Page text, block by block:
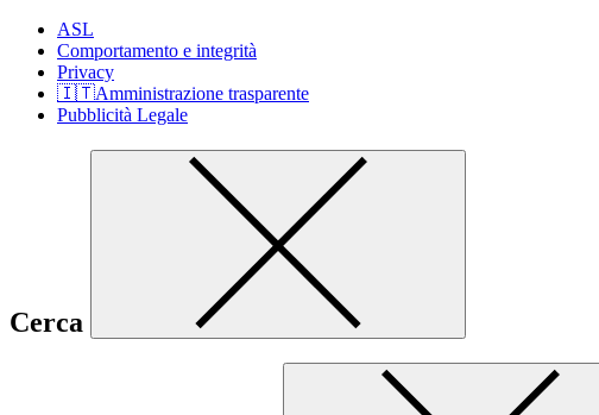
ASL
Comportamento e integrità
Privacy
🇮🇹Amministrazione trasparente
Pubblicità Legale
Cerca